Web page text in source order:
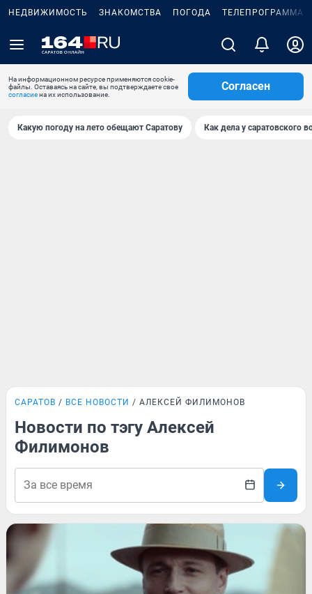
НЕДВИЖИМОСТЬ ЗНАКОМСТВА ПОГОДА ТЕЛЕПРОГРАММА
На информационном ресурсе применяются cookie-
файлы. Оставаясь на сайте, вы подтверждаете свое
согласиена их использование.
Согласен
Какую погоду на лето обещают Саратову Как дела у саратовского
САРАТОВ ВСЕ НОВОСТИ АЛЕКСЕЙ ФИЛИМОНОВ
Новости по тэгу Алексей
Филимонов